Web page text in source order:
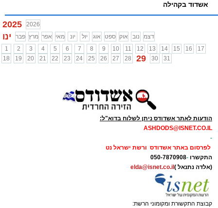
אשדוד בקהילה
2025 2026
ינו פבר מרץ אפר מאי יונ יול אוג ספט אוק נוב
דצמ
1
2 3 4 5 6 7 8 9 10 11 12 13 14 15 16
17
18
19 20 21 22 23 24 25 26 27 28 29 30 31
הודעות לאתר אשדודס ניתן לשלוח בדוא"ל:
ASHDODS@ISNET.CO.IL
-
לפרסום באתר אשדודס ורשת ישראל נט
התקשרו -
050-7870908
(אלדה נתנאל ) elda@isnet.co.il
קבוצת התקשורת ומקומוני הרשת: